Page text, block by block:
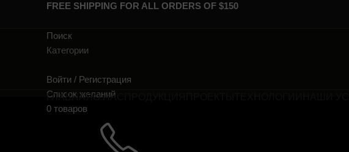
FREE SHIPPING FOR ALL ORDERS OF $150
Поиск
Категории
Войти / Регистрация
Список желаний
0 товаров
ГЛАВНАЯО НАС